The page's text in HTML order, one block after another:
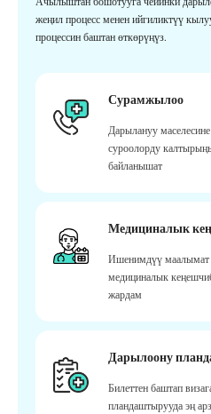
жеңил процесс менен ийгиликтүү
процессин баштан өткөрүңүз.
Сурамжылоо
Дарылануу
суроолорду
байланышат
Медициналык
Ишенимдүү
медициналык
жардам
Дарылоону
Билеттен баштап
пландаштырууда эң